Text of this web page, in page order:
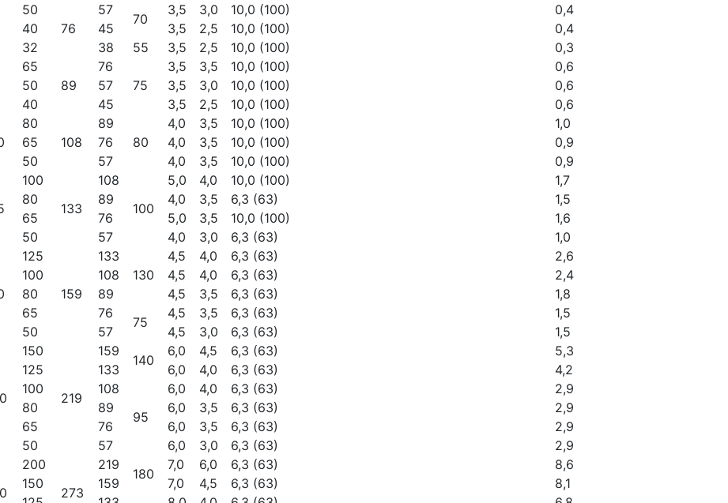
50
76
57
70
3,5 3,0 10,0 (100)
0,4
40
45 3,5 2,5 10,0 (100)
0,4
32
38 55 3,5 2,5 10,0 (100) 0,3
65
89
76
75
3,5 3,5 10,0 (100)
0,6
50
57 3,5 3,0 10,0 (100)
0,6
40
45 3,5 2,5 10,0 (100) 0,6
80
108
89
80
4,0 3,5 10,0 (100)
1,0
65
76 4,0 3,5 10,0 (100)
0,9
50
57 4,0 3,5 10,0 (100) 0,9
100
133
108
100
5,0 4,0 10,0 (100)
1,7
80
89 4,0 3,5 6,3 (63)
1,5
65
76 5,0 3,5 10,0 (100)
1,6
50
57 4,0 3,0 6,3 (63) 1,0
125
159
133
130
4,5 4,0 6,3 (63)
2,6
100
108 4,5 4,0 6,3 (63)
2,4
80
89 4,5 3,5 6,3 (63)
1,8
65
76
75
4,5 3,5 6,3 (63)
1,5
50
57 4,5 3,0 6,3 (63) 1,5
150
219
159
140
6,0 4,5 6,3 (63)
5,3
125
133 6,0 4,0 6,3 (63)
4,2
100
108
95
6,0 4,0 6,3 (63)
2,9
80
89 6,0 3,5 6,3 (63)
2,9
65
76 6,0 3,5 6,3 (63)
2,9
50
57 6,0 3,0 6,3 (63) 2,9
200
273
219
180
7,0 6,0 6,3 (63)
8,6
150
159 7,0 4,5 6,3 (63)
8,1